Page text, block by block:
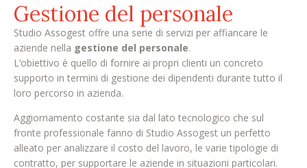
Gestione del personale
Studio Assogest offre una serie di servizi per affiancare le
aziende nella gestione del personale.
L’obiettivo è quello di fornire ai propri clienti un concreto
supporto in termini di gestione dei dipendenti durante tutto il
loro percorso in azienda.
Aggiornamento costante sia dal lato tecnologico che sul
fronte professionale fanno di Studio Assogest un perfetto
alleato per analizzare il costo del lavoro, le varie tipologie di
contratto, per supportare le aziende in situazioni particolari.